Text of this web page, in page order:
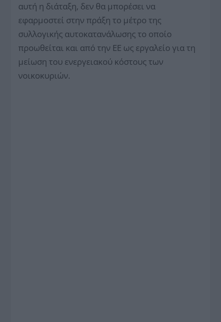
αυτή η διάταξη, δεν θα μπορέσει να
εφαρμοστεί στην πράξη το μέτρο της
συλλογικής αυτοκατανάλωσης το οποίο
προωθείται και από την ΕΕ ως εργαλείο για τη
μείωση του ενεργειακού κόστους των
νοικοκυριών.